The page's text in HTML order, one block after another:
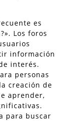
es
Los foros
información
interés.
personas
creación de
aprender,
para buscar